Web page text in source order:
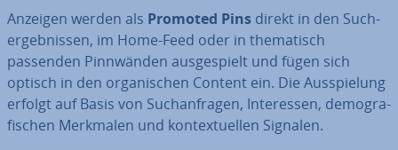
Anzeigen werden als Promoted Pins direkt in den Such­
ergeb­nis­sen, im Home-Feed oder in the­ma­tisch
passenden Pinn­wän­den aus­ge­spielt und fügen sich
optisch in den or­ga­ni­schen Content ein. Die Aus­spie­lung
erfolgt auf Basis von Such­an­fra­gen, In­ter­es­sen, de­mo­gra­
fi­schen Merkmalen und kon­tex­tu­el­len Signalen.